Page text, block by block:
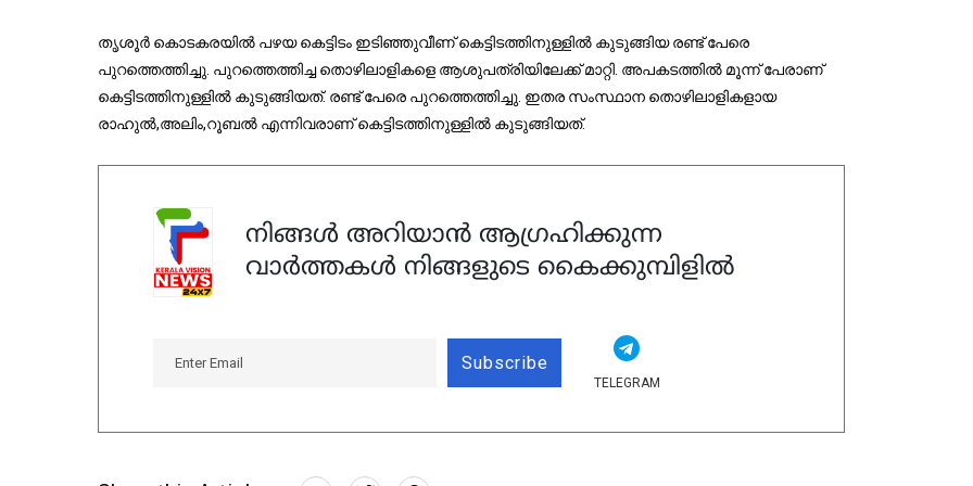
തൃശൂര്‍ കൊടകരയില്‍ പഴയ കെട്ടിടം ഇടിഞ്ഞുവീണ് കെട്ടിടത്തിനുള്ളില്‍ കുടുങ്ങിയ രണ്ട് പേരെ
പുറത്തെത്തിച്ചു. പുറത്തെത്തിച്ച തൊഴിലാളികളെ ആശുപത്രിയിലേക്ക് മാറ്റി. അപകടത്തിൽ മൂന്ന് പേരാണ്
കെട്ടിടത്തിനുള്ളിൽ കുടുങ്ങിയത്. രണ്ട് പേരെ പുറത്തെത്തിച്ചു. ഇതര സംസ്ഥാന തൊഴിലാളികളായ
രാഹുല്‍,അലിം,റൂബല്‍ എന്നിവരാണ് കെട്ടിടത്തിനുള്ളില്‍ കുടുങ്ങിയത്.
നിങ്ങൾ അറിയാൻ ആഗ്രഹിക്കുന്ന
വാർത്തകൾ നിങ്ങളുടെ കൈക്കുമ്പിളിൽ
Subscribe
TELEGRAM